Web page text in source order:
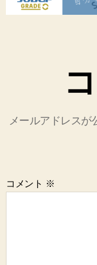
メールアドレスが
コメント ※